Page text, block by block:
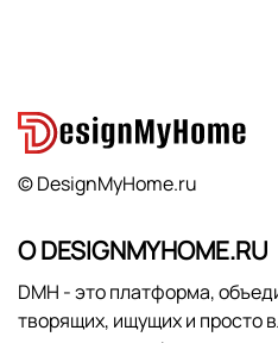
© DesignMyHome.ru
О DESIGNMYHOME.RU
DMH - это платформа,
творящих, ищущих и просто